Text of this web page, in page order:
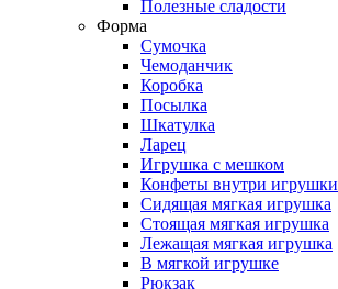
Полезные сладости
Форма
Сумочка
Чемоданчик
Коробка
Посылка
Шкатулка
Ларец
Игрушка с мешком
Конфеты внутри игрушки
Сидящая мягкая игрушка
Стоящая мягкая игрушка
Лежащая мягкая игрушка
В мягкой игрушке
Рюкзак